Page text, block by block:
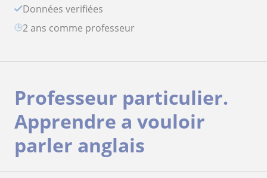
Données verifiées
2 ans comme professeur
Professeur particulier.
Apprendre a vouloir
parler anglais